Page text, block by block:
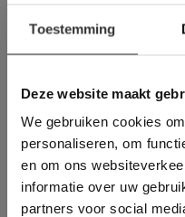
Toestemming
Deze website maakt
We gebruiken cookies
personaliseren, om
en om ons
informatie over uw
partners voor social
Meer dan 500
Deze
gebruik
This Cookie
longer working.
Deze website
gebruik te
overeenstemming